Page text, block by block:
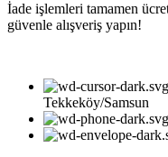
İade işlemleri tamamen
güvenle alışveriş yapın!
Tekkeköy/Samsun